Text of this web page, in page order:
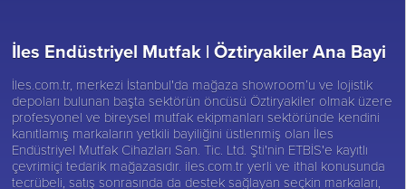
İles Endüstriyel Mutfak |Öztiryakiler Ana Bayi
İles.com.tr, merkezi İstanbul'da mağaza showroom’u ve lojistik
depoları bulunan başta sektörün öncüsü Öztiryakiler olmak üzere
profesyonel ve bireysel mutfak ekipmanları sektöründe kendini
kanıtlamış markaların yetkili bayiliğini üstlenmiş olan İles
Endüstriyel Mutfak Cihazları San. Tic. Ltd. Şti'nin ETBİS'e kayıtlı
çevrimiçi tedarik mağazasıdır. iles.com.tr yerli ve ithal konusunda
tecrübeli, satış sonrasında da destek sağlayan seçkin markaları,